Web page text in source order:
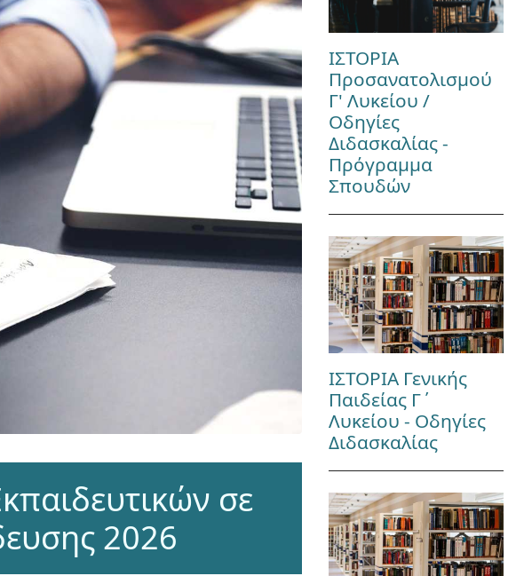
σε
2026
ΙΣΤΟΡΙΑ
Προσανατολισμού
Γ' Λυκείου /
Οδηγίες
Διδασκαλίας -
Πρόγραμμα
Σπουδών
ΙΣΤΟΡΙΑ Γενικής
Παιδείας Γ΄
Λυκείου - Οδηγίες
Διδασκαλίας